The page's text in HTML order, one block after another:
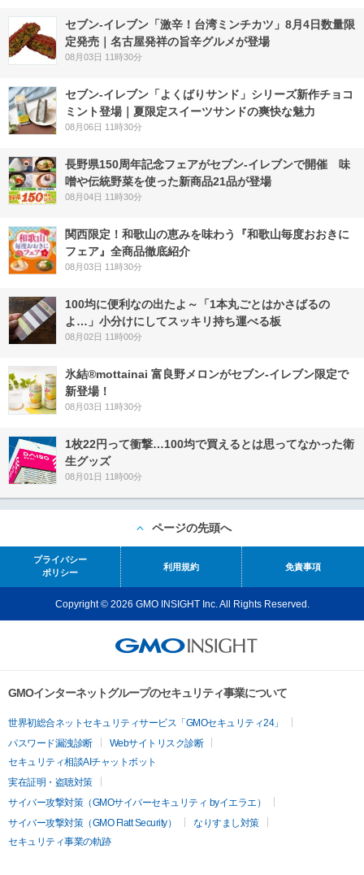
セブン-イレブン「激辛！台湾ミンチカツ」8月4日数量限
定発売｜名古屋発祥の旨辛グルメが登場
08月03日 11時30分
セブン‐イレブン「よくばりサンド」シリーズ新作チョコ
ミント登場｜夏限定スイーツサンドの爽快な魅力
08月06日 11時30分
長野県150周年記念フェアがセブン-イレブンで開催 味
噌や伝統野菜を使った新商品21品が登場
08月04日 11時30分
関西限定！和歌山の恵みを味わう『和歌山毎度おおきに
フェア』全商品徹底紹介
08月03日 11時30分
100均に便利なの出たよ～「1本丸ごとはかさばるの
よ…」小分けにしてスッキリ持ち運べる板
08月02日 11時00分
氷結®mottainai 富良野メロンがセブン‐イレブン限定で
新登場！
08月03日 11時30分
1枚22円って衝撃…100均で買えるとは思ってなかった衛
生グッズ
08月01日 11時00分
ページの先頭へ
プライバシー
ポリシー
利用規約 免責事項
Copyright © 2026 GMO INSIGHT Inc. All Rights Reserved.
GMOインターネットグループのセキュリティ事業について
世界初総合ネットセキュリティサービス「GMOセキュリティ24」
パスワード漏洩診断
Webサイトリスク診断
セキュリティ相談AIチャットボット
実在証明・盗聴対策
サイバー攻撃対策（GMOサイバーセキュリティ byイエラエ）
サイバー攻撃対策（GMO Flatt Security）
なりすまし対策
セキュリティ事業の軌跡